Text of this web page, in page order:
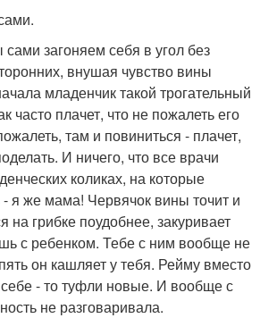
загоняем себя в угол без
внушая чувство вины
младенчик такой трогательный
часто плачет, что не пожалеть его
там и повиниться - плачет,
И ничего, что все врачи
коликах, на которые
я же мама! Червячок вины точит и
на грибке поудобнее, закуривает
с ребенком. Тебе с ним вообще не
он кашляет у тебя. Рейму вместо
- то туфли новые. И вообще с
не разговаривала.